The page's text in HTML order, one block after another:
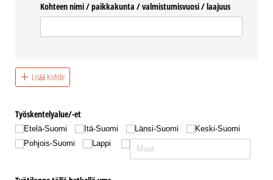
Kohteen nimi /​ paikkakunta /​ valmistumisvuosi /​ laajuus
Lisää Kohde
Työskentelyalue/​-et
Etelä-Suomi Itä-Suomi Länsi-Suomi
Keski-Suomi
Pohjois-Suomi
Lappi